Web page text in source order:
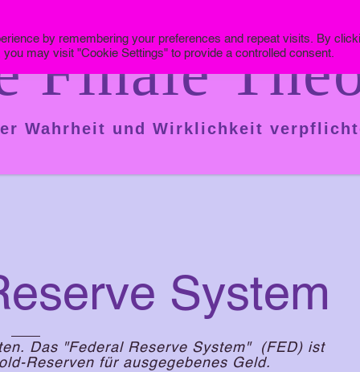
Finale
Wahrheit und Wirklichkeit
System
Das "Federal Reserve System" (FED) ist
Reserven für ausgegebenes Geld.
by remembering your preferences and repeat visits. By
may visit "Cookie Settings" to provide a controlled consent.